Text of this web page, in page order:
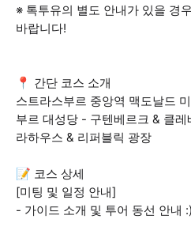
※ 톡투유의 별도 안내가 있을 경
바랍니다!
📍 간단 코스 소개
스트라스부르 중앙역 맥도날드
부르 대성당 - 구텐베르크 & 클
라하우스 & 리퍼블릭 광장
📝 코스 상세
[미팅 및 일정 안내]
- 가이드 소개 및 투어 동선 안내 :)